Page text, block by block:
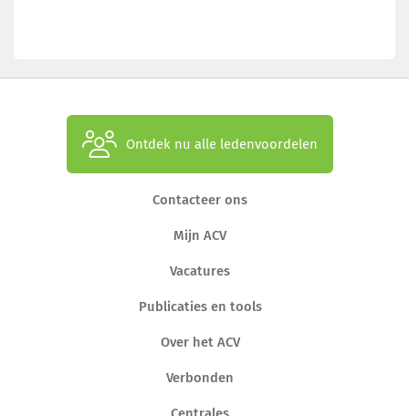
Ontdek nu alle ledenvoordelen
Contacteer ons
Mijn ACV
Vacatures
Publicaties en tools
Over het ACV
Verbonden